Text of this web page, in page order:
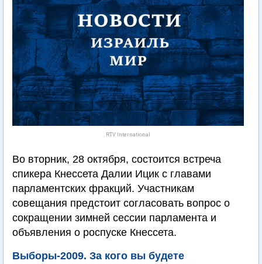
RTV International
Во вторник, 28 октября, состоится встреча
спикера Кнессета Далии Ицик с главами
парламентских фракций. Участникам
совещания предстоит согласовать вопрос о
сокращении зимней сессии парламента и
объявления о роспуске Кнессета.
Выборы-2009. За кого вы будете